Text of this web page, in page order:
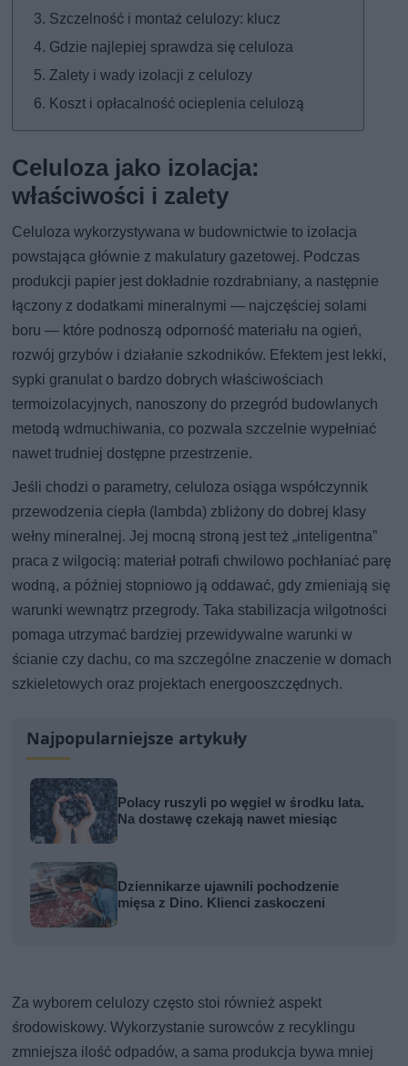
Szczelność i montaż celulozy: klucz
Gdzie najlepiej sprawdza się celuloza
Zalety i wady izolacji z celulozy
Koszt i opłacalność ocieplenia celulozą
Celuloza jako izolacja:
właściwości i zalety
Celuloza wykorzystywana w budownictwie to izolacja
powstająca głównie z makulatury gazetowej. Podczas
produkcji papier jest dokładnie rozdrabniany, a następnie
łączony z dodatkami mineralnymi — najczęściej solami
boru — które podnoszą odporność materiału na ogień,
rozwój grzybów i działanie szkodników. Efektem jest lekki,
sypki granulat o bardzo dobrych właściwościach
termoizolacyjnych, nanoszony do przegród budowlanych
metodą wdmuchiwania, co pozwala szczelnie wypełniać
nawet trudniej dostępne przestrzenie.
Jeśli chodzi o parametry, celuloza osiąga współczynnik
przewodzenia ciepła (lambda) zbliżony do dobrej klasy
wełny mineralnej. Jej mocną stroną jest też „inteligentna”
praca z wilgocią: materiał potrafi chwilowo pochłaniać parę
wodną, a później stopniowo ją oddawać, gdy zmieniają się
warunki wewnątrz przegrody. Taka stabilizacja wilgotności
pomaga utrzymać bardziej przewidywalne warunki w
ścianie czy dachu, co ma szczególne znaczenie w domach
szkieletowych oraz projektach energooszczędnych.
Najpopularniejsze artykuły
Polacy ruszyli po węgiel w środku lata.
Na dostawę czekają nawet miesiąc
Dziennikarze ujawnili pochodzenie
mięsa z Dino. Klienci zaskoczeni
Za wyborem celulozy często stoi również aspekt
środowiskowy. Wykorzystanie surowców z recyklingu
zmniejsza ilość odpadów, a sama produkcja bywa mniej